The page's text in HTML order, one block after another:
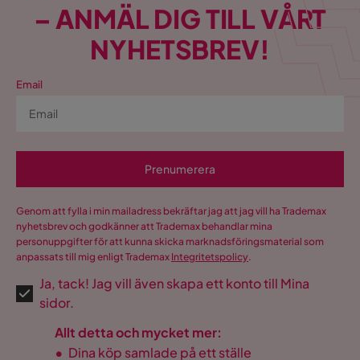
Tidlös
Färgnamn Irma 10 + Irma 1
Utdragbar dagbädd
Alvared 4-sits Bäddsoffa med
Dubbeldivan med Förvaring
Storlek
Höjd
– ANMÄL DIG TILL VÅRT
NYHETSBREV!
Email
Prenumerera
Genom att fylla i min mailadress bekräftar jag att jag vill ha Trademax
nyhetsbrev och godkänner att Trademax behandlar mina
personuppgifter för att kunna skicka marknadsföringsmaterial som
anpassats till mig enligt Trademax Integritetspolicy.
Ja, tack! Jag vill även skapa ett konto till Mina
sidor.
Allt detta och mycket mer:
• Dina köp samlade på ett ställe